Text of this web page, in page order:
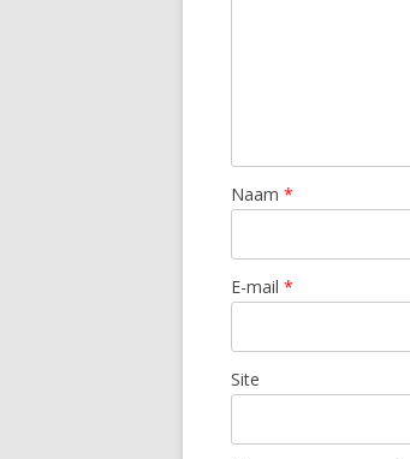
Naam *
E-mail *
Site